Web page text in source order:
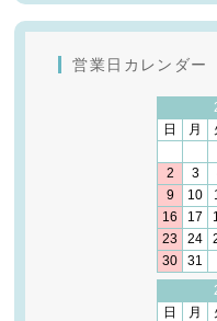
営業日カレンダー
日
月
2
3
9
10
16
17
23
24
30
31
日
月